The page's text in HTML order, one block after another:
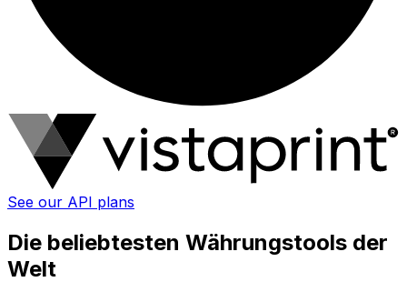
See our API plans
Die beliebtesten Währungstools der
Welt